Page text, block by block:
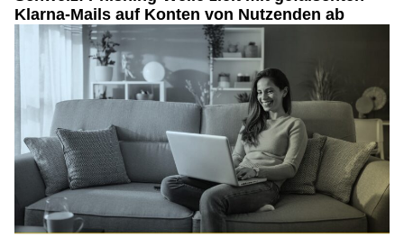
Klarna-Mails auf Konten von Nutzenden ab